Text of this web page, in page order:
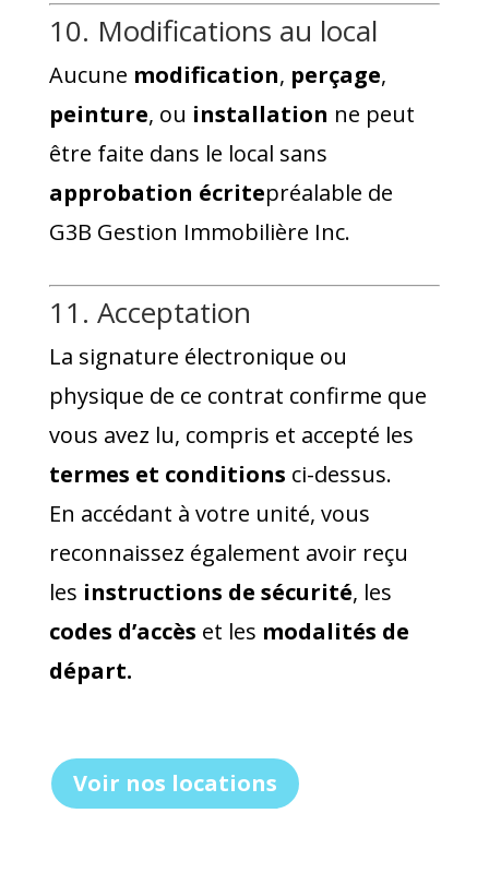
10. Modifications au local
Aucune modification, perçage,
peinture, ou installation ne peut
être faite dans le local sans
approbation écritepréalable de
G3B Gestion Immobilière Inc.
11. Acceptation
La signature électronique ou
physique de ce contrat confirme que
vous avez lu, compris et accepté les
termes et conditions ci-dessus.
En accédant à votre unité, vous
reconnaissez également avoir reçu
les instructions de sécurité, les
codes d’accès et les modalités de
départ.
Voir nos locations